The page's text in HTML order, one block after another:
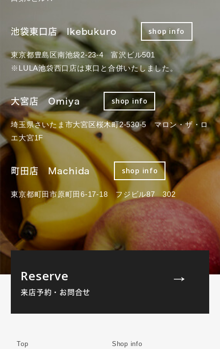
池袋東口店 Ikebukuro shop info
東京都豊島区南池袋2-23-4 富沢ビル501
※LULA池袋西口店は東口と合併いたしました。
大宮店 Omiya shop info
埼玉県さいたま市大宮区桜木町2-530-5 マロン・ザ・ロ
エ大宮1F
町田店 Machida shop info
東京都町田市原町田6-17-18 フジビル87 302
Reserve
来店予約・お問合せ
Top Shop info